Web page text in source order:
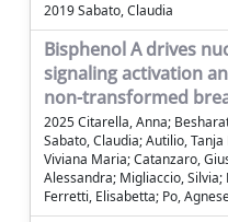
2019 Sabato, Claudia
Bisphenol A drives
signaling activation
non-transformed
2025 Citarella, Anna;
Sabato, Claudia; Autilio,
Viviana Maria; Catanzaro,
Alessandra; Migliaccio,
Ferretti, Elisabetta; Po,